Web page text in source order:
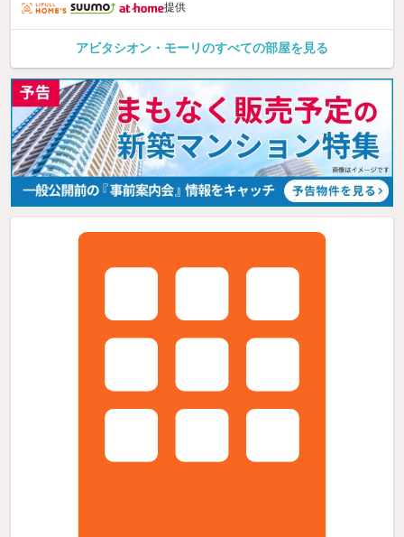
提供
アビタシオン・モーリのすべての部屋を見る